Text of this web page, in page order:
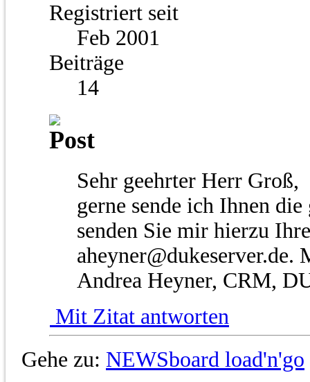
Registriert seit
Feb 2001
Beiträge
14
Sehr geehrter Herr Groß,
gerne sende ich Ihnen
senden Sie mir hierzu
Andrea Heyner, CRM,
Mit Zitat antworten
Gehe zu: NEWSboard load'n'go